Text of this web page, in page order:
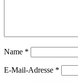
Name *
E-Mail-Adresse *